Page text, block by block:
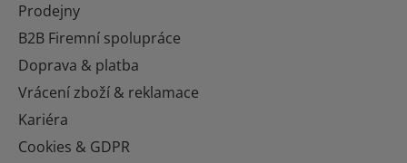
Prodejny
B2B Firemní spolupráce
Doprava & platba
Vrácení zboží & reklamace
Kariéra
Cookies & GDPR